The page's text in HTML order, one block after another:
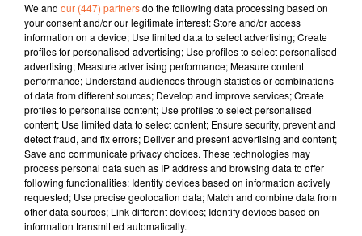
infos
24 juin 2021 - 8 min 59 sec
JOURNAL DU JEUDI 24 JUIN
Fabien Gazeau
L'info près de chez vous
Présenté par Fabien Gazeau
Unitri prend du retard, La Chatillonnaise avance bien,
We and our (447) partnersdo the following data processing based on
your consent and/or our legitimate interest: Store and/or access
information on a device; Use limited data to select advertising; Create
profiles for personalised advertising; Use profiles to select personalised
advertising; Measure advertising performance; Measure content
performance; Understand audiences through statistics or combinations
of data from different sources; Develop and improve services; Create
profiles to personalise content; Use profiles to select personalised
content; Use limited data to select content; Ensure security, prevent and
detect fraud, and fix errors; Deliver and present advertising and content;
Save and communicate privacy choices. These technologies may
process personal data such as IP address and browsing data to offer
following functionalities: Identify devices based on information actively
requested; Use precise geolocation data; Match and combine data from
other data sources; Link different devices; Identify devices based on
information transmitted automatically.